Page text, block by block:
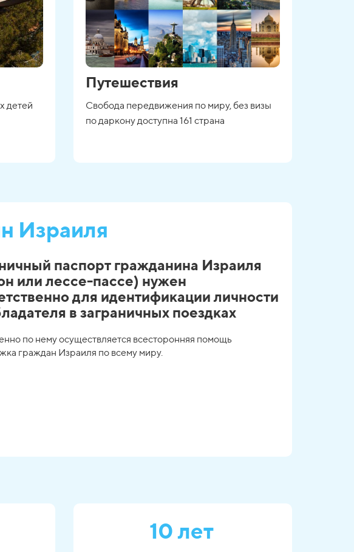
детей
Путешествия
Свобода передвижения по миру, без визы
по даркону доступна 161 страна
Израиля
паспорт гражданина Израиля
или лессе-пассе) нужен
для идентификации личности
в заграничных поездках
по нему осуществляется всесторонняя помощь
граждан Израиля по всему миру.
10 лет